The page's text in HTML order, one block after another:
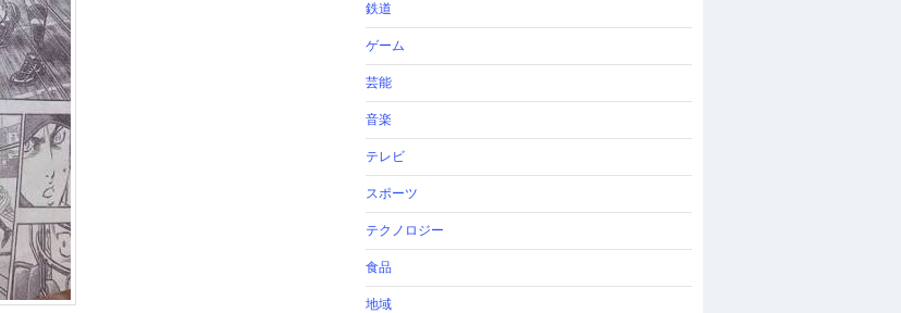
鉄道
ゲーム
芸能
音楽
テレビ
スポーツ
テクノロジー
食品
地域